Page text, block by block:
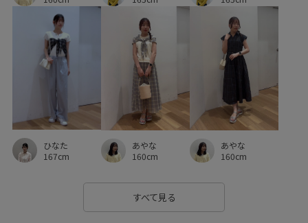
ひなた
167cm
あやな
160cm
あやな
160cm
すべて見る